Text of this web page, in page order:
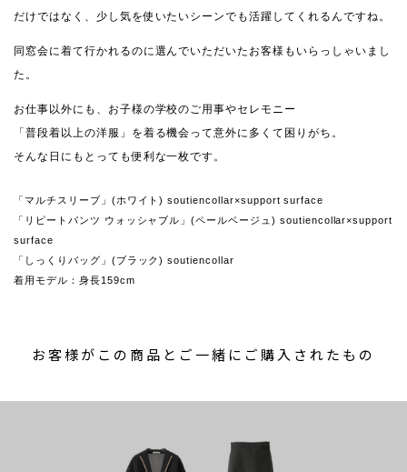
だけではなく、少し気を使いたいシーンでも活躍してくれるんですね。
同窓会に着て行かれるのに選んでいただいたお客様もいらっしゃいまし
た。
お仕事以外にも、お子様の学校のご用事やセレモニー
「普段着以上の洋服」を着る機会って意外に多くて困りがち。
そんな日にもとっても便利な一枚です。
「マルチスリーブ」(ホワイト) soutiencollar×support surface
「リピートパンツ ウォッシャブル」(ペールベージュ) soutiencollar×support
surface
「しっくりバッグ」(ブラック) soutiencollar
着用モデル：身長159cm
お客様がこの商品とご一緒にご購入されたもの